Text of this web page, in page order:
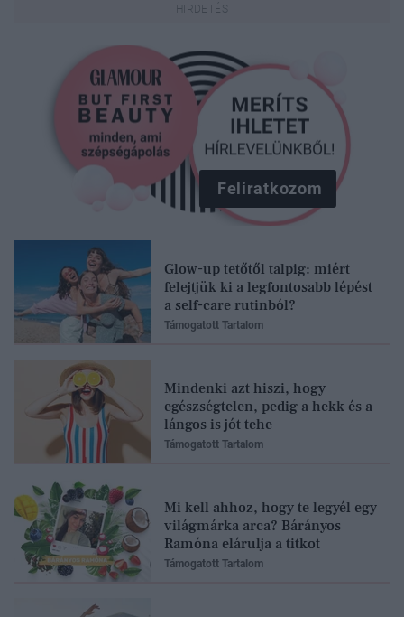
Feliratkozom
Glow-up tetőtől talpig: miért
felejtjük ki a legfontosabb lépést
a self-care rutinból?
Támogatott Tartalom
Mindenki azt hiszi, hogy
egészségtelen, pedig a hekk és a
lángos is jót tehe
Támogatott Tartalom
Mi kell ahhoz, hogy te legyél egy
világmárka arca? Bárányos
Ramóna elárulja a titkot
Támogatott Tartalom